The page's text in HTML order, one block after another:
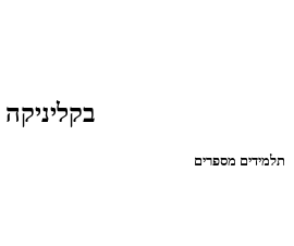
בקליניקה
תלמידים מספרים